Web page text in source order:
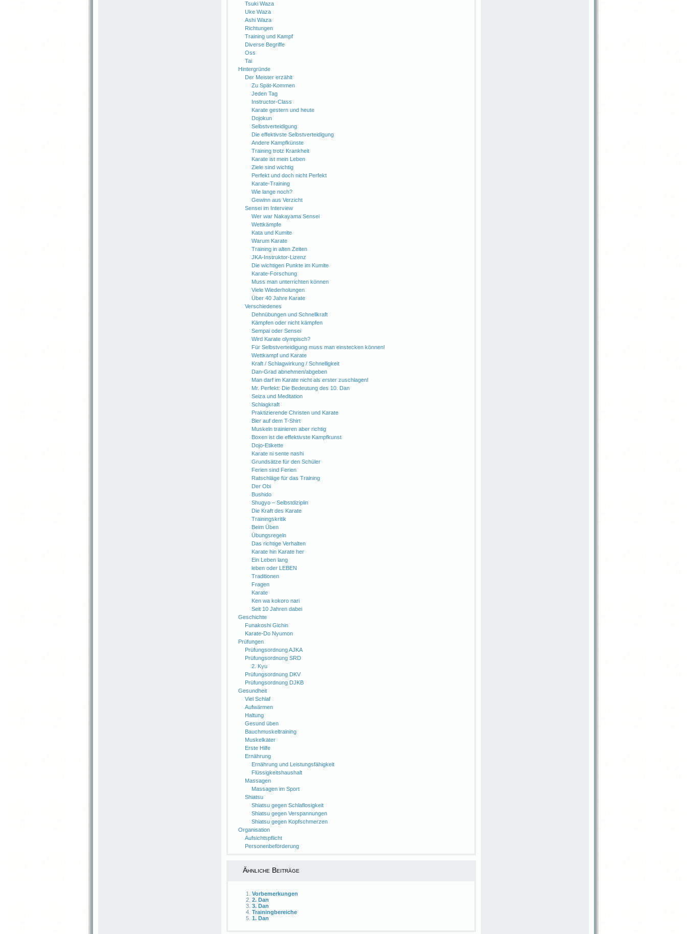
Tsuki Waza
Uke Waza
Ashi Waza
Richtungen
Training und Kampf
Diverse Begriffe
Oss
Tai
Hintergründe
Der Meister erzählt
Zu Spät-Kommen
Jeden Tag
Instructor-Class
Karate gestern und heute
Dojokun
Selbstverteidigung
Die effektivste Selbstverteidigung
Andere Kampfkünste
Training trotz Krankheit
Karate ist mein Leben
Ziele sind wichtig
Perfekt und doch nicht Perfekt
Karate-Training
Wie lange noch?
Gewinn aus Verzicht
Sensei im Interview
Wer war Nakayama Sensei
Wettkämpfe
Kata und Kumite
Warum Karate
Training in alten Zeiten
JKA-Instruktor-Lizenz
Die wichtigen Punkte im Kumite
Karate-Forschung
Muss man unterrichten können
Viele Wiederholungen
Über 40 Jahre Karate
Verschiedenes
Dehnübungen und Schnellkraft
Kämpfen oder nicht kämpfen
Sempai oder Sensei
Wird Karate olympisch?
Für Selbstverteidigung muss man einstecken können!
Wettkampf und Karate
Kraft / Schlagwirkung / Schnelligkeit
Dan-Grad abnehmen/abgeben
Man darf im Karate nicht als erster zuschlagen!
Mr. Perfekt: Die Bedeutung des 10. Dan
Seiza und Meditation
Schlagkraft
Praktizierende Christen und Karate
Bier auf dem T-Shirt
Muskeln trainieren aber richtig
Boxen ist die effektivste Kampfkunst
Dojo-Etikette
Karate ni sente nashi
Grundsätze für den Schüler
Ferien sind Ferien
Ratschläge für das Training
Der Obi
Bushido
Shugyo – Selbstdiziplin
Die Kraft des Karate
Trainingskritik
Beim Üben
Übungsregeln
Das richtige Verhalten
Karate hin Karate her
Ein Leben lang
leben oder LEBEN
Traditionen
Fragen
Karate
Ken wa kokoro nari
Seit 10 Jahren dabei
Geschichte
Funakoshi Gichin
Karate-Do Nyumon
Prüfungen
Prüfungsordnung AJKA
Prüfungsordnung SRD
2. Kyu
Prüfungsordnung DKV
Prüfungsordnung DJKB
Gesundheit
Viel Schlaf
Aufwärmen
Haltung
Gesund üben
Bauchmuskeltraining
Muskelkater
Erste Hilfe
Ernährung
Ernährung und Leistungsfähigkeit
Flüssigkeitshaushalt
Massagen
Massagen im Sport
Shiatsu
Shiatsu gegen Schlaflosigkeit
Shiatsu gegen Verspannungen
Shiatsu gegen Kopfschmerzen
Organisation
Aufsichtspflicht
Personenbeförderung
Ähnliche Beiträge
Vorbemerkungen
2. Dan
3. Dan
Trainingbereiche
1. Dan